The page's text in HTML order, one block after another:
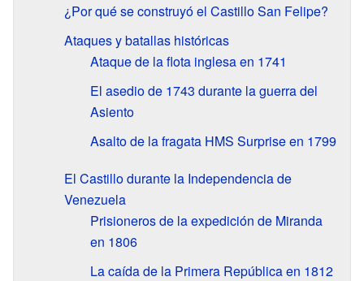
¿Por qué se construyó el Castillo San Felipe?
Ataques y batallas históricas
Ataque de la flota inglesa en 1741
El asedio de 1743 durante la guerra del
Asiento
Asalto de la fragata HMS Surprise en 1799
El Castillo durante la Independencia de
Venezuela
Prisioneros de la expedición de Miranda
en 1806
La caída de la Primera República en 1812